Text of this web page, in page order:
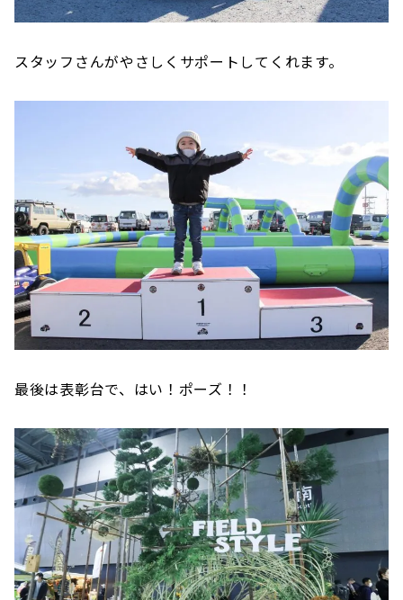
スタッフさんがやさしくサポートしてくれます。
最後は表彰台で、はい！ポーズ！！